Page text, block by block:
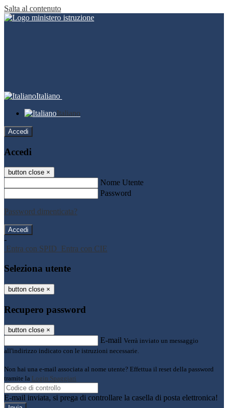
Salta al contenuto
Italiano
Italiano
Accedi
Accedi
button close ×
Nome Utente
Password
Password dimenticata?
-
Entra con SPID Entra con CIE
Seleziona utente
button close ×
Recupero password
button close ×
E-mail Verrà inviato un messaggio
all'indirizzo indicato con le istruzioni necessarie.
Non hai una e-mail associata al nome utente? Effettua il reset della password
tramite la Login Spaggiari
E-mail inviata, si prega di controllare la casella di posta elettronica!